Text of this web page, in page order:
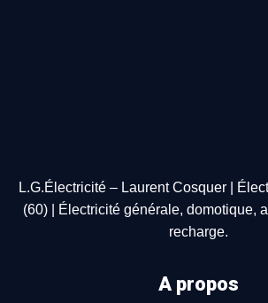
L.G.Électricité – Laurent Cosquer |
(60) | Électricité générale, domotique,
recharge.
A propos